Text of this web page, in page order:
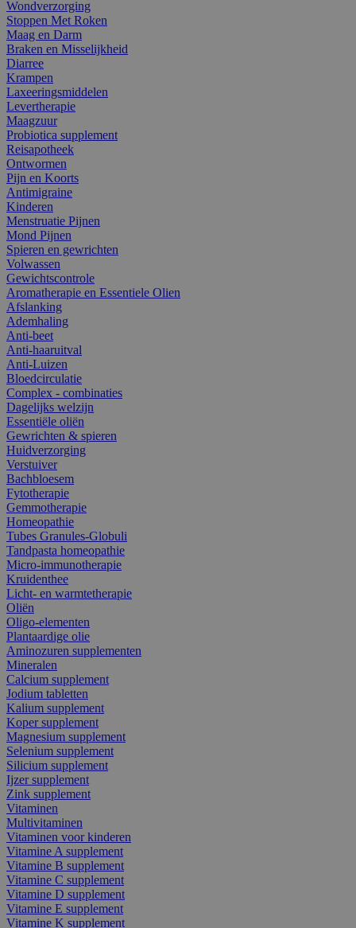
Wondverzorging
Stoppen Met Roken
Maag en Darm
Braken en Misselijkheid
Diarree
Krampen
Laxeeringsmiddelen
Levertherapie
Maagzuur
Probiotica supplement
Reisapotheek
Ontwormen
Pijn en Koorts
Antimigraine
Kinderen
Menstruatie Pijnen
Mond Pijnen
Spieren en gewrichten
Volwassen
Gewichtscontrole
Aromatherapie en Essentiele Olien
Afslanking
Ademhaling
Anti-beet
Anti-haaruitval
Anti-Luizen
Bloedcirculatie
Complex - combinaties
Dagelijks welzijn
Essentiële oliën
Gewrichten & spieren
Huidverzorging
Verstuiver
Bachbloesem
Fytotherapie
Gemmotherapie
Homeopathie
Tubes Granules-Globuli
Tandpasta homeopathie
Micro-immunotherapie
Kruidenthee
Licht- en warmtetherapie
Oliën
Oligo-elementen
Plantaardige olie
Aminozuren supplementen
Mineralen
Calcium supplement
Jodium tabletten
Kalium supplement
Koper supplement
Magnesium supplement
Selenium supplement
Silicium supplement
Ijzer supplement
Zink supplement
Vitaminen
Multivitaminen
Vitaminen voor kinderen
Vitamine A supplement
Vitamine B supplement
Vitamine C supplement
Vitamine D supplement
Vitamine E supplement
Vitamine K supplement